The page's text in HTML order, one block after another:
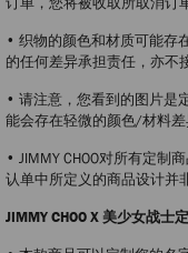
• 织物的颜色和材质可能存
的任何差异承担责任，亦不
• 请注意，您看到的图片是
能会存在轻微的颜色/材料差
• JIMMY CHOO对所有定制
认单中所定义的商品设计并
JIMMY CHOO X 美少女战士